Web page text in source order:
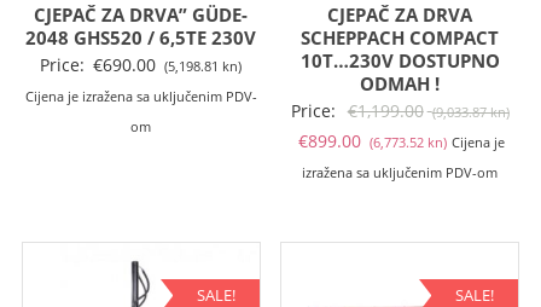
CJEPAČ ZA DRVA” GÜDE-
2048 GHS520 / 6,5TE 230V
Price: €690.00 (5,198.81 kn)
Cijena je izražena sa uključenim PDV-
om
CJEPAČ ZA DRVA
SCHEPPACH COMPACT
10T…230V DOSTUPNO
ODMAH !
Price: €1,199.00 (9,033.87 kn)
€899.00 (6,773.52 kn)Trenutna
cijena
kn).
Cijena je
izražena sa uključenim PDV-om
SALE! SALE!